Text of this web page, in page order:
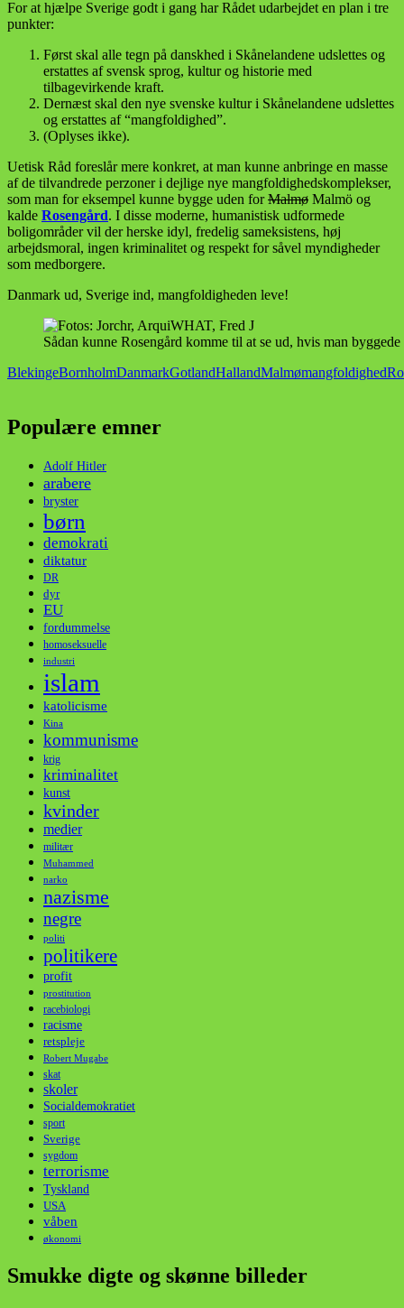
For at hjælpe Sverige godt i gang har Rådet udarbejdet en plan i tre
punkter:
Først skal alle tegn på danskhed i Skånelandene udslettes og
erstattes af svensk sprog, kultur og historie med
tilbagevirkende kraft.
Dernæst skal den nye svenske kultur i Skånelandene udslettes
og erstattes af “mangfoldighed”.
(Oplyses ikke).
Uetisk Råd foreslår mere konkret, at man kunne anbringe en masse
af de tilvandrede perzoner i dejlige nye mangfoldighedskomplekser,
som man for eksempel kunne bygge uden forMalmø Malmö og
kalde Rosengård. I disse moderne, humanistisk udformede
boligområder vil der herske idyl, fredelig sameksistens, høj
arbejdsmoral, ingen kriminalitet og respekt for såvel myndigheder
som medborgere.
Danmark ud, Sverige ind, mangfoldigheden leve!
Sådan kunne Rosengård komme til at se ud, hvis man
BlekingeBornholmDanmarkGotlandHallandMalmømangfoldighed
Populære emner
Adolf Hitler
arabere
bryster
børn
demokrati
diktatur
DR
dyr
EU
fordummelse
homoseksuelle
industri
islam
katolicisme
Kina
kommunisme
krig
kriminalitet
kunst
kvinder
medier
militær
Muhammed
narko
nazisme
negre
politi
politikere
profit
prostitution
racebiologi
racisme
retspleje
Robert Mugabe
skat
skoler
Socialdemokratiet
sport
Sverige
sygdom
terrorisme
Tyskland
USA
våben
økonomi
Smukke digte og skønne billeder